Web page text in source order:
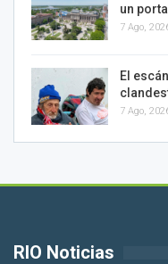
un
7 Ago,
El
7 Ago,
RIO Noticias